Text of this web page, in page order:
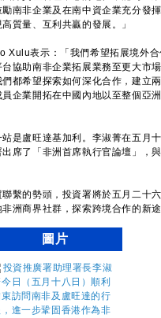
南非企業及在南中資企業充分發
質量、互利共贏的發展。」
表示：「我們希望拓展境外合
協助南非企業拓展業務至更大市
都希望探索如何深化合作，建立
企業開拓在中國內地以至整個亞
盧旺達基加利。李淑菁在五月十
出席了「非洲首席執行官論壇」，
的勢頭，投資署將於五月二十
洲商界社群，探索跨境合作的新途
圖片